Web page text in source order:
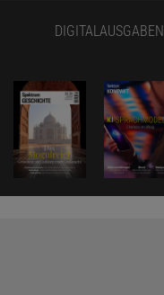
DIGITALAUSGABEN